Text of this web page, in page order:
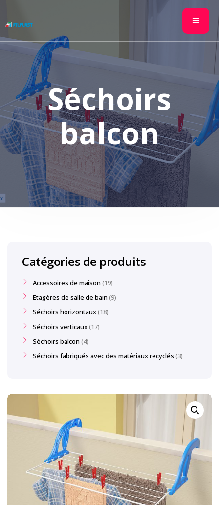
Séchoirs
balcon
Catégories de produits
Accessoires de maison 19
Etagères de salle de bain 9
Séchoirs horizontaux 18
Séchoirs verticaux 17
Séchoirs balcon 4
Séchoirs fabriqués avec des matériaux recyclés 3